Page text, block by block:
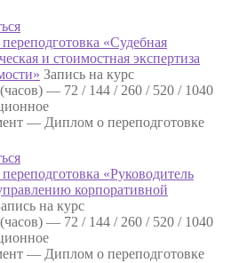
«Судебная
и стоимостная экспертиза
Запись на курс
— 72 / 144 / 260 / 520 / 1040
— Диплом о переподготовке
«Руководитель
корпоративной
на курс
— 72 / 144 / 260 / 520 / 1040
— Диплом о переподготовке